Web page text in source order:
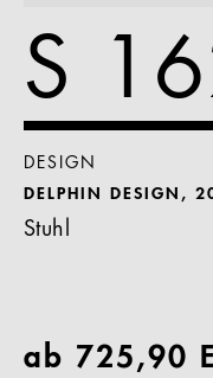
S
DESIGN
DELPHIN DESIGN,
Stuhl
ab 725,90